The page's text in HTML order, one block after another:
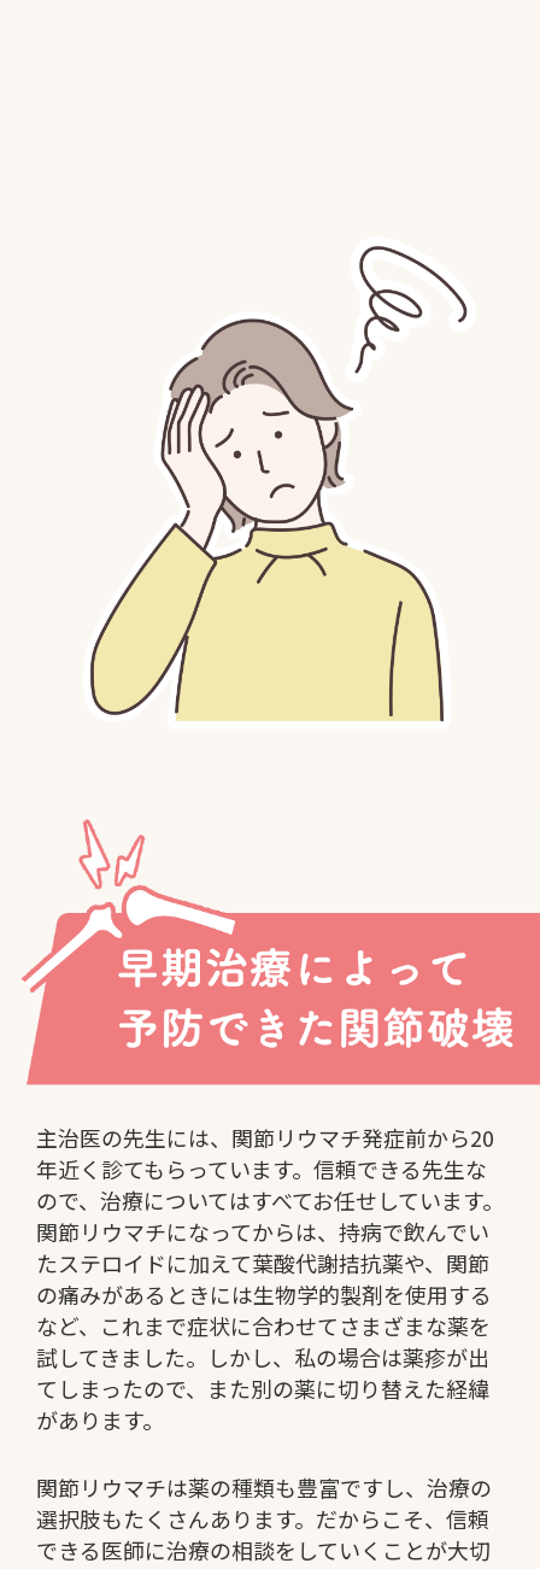
主治医の先生には、関節リウマチ発症前から20
年近く診てもらっています。信頼できる先生な
ので、治療についてはすべてお任せしています。
関節リウマチになってからは、持病で飲んでい
たステロイドに加えて葉酸代謝拮抗薬や、関節
の痛みがあるときには生物学的製剤を使用する
など、これまで症状に合わせてさまざまな薬を
試してきました。しかし、私の場合は薬疹が出
てしまったので、また別の薬に切り替えた経緯
があります。
関節リウマチは薬の種類も豊富ですし、治療の
選択肢もたくさんあります。だからこそ、信頼
できる医師に治療の相談をしていくことが大切